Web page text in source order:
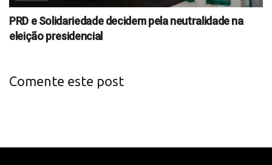
PRD e Solidariedade decidem pela neutralidade na
eleição presidencial
Comente este post